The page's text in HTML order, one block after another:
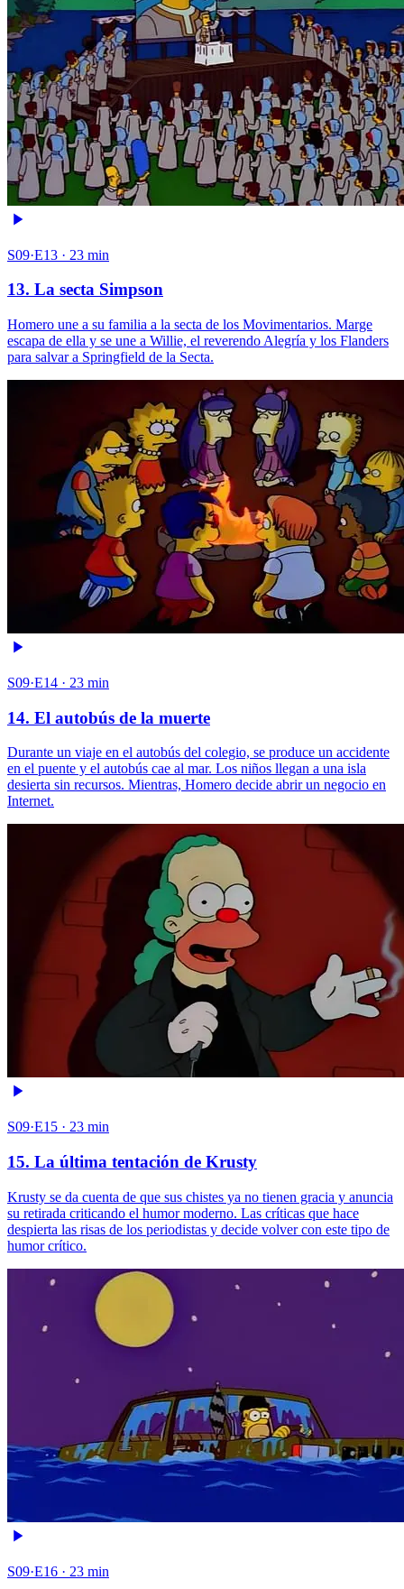
S09·E13 · 23 min
13. La secta Simpson
Homero une a su familia a la secta de los Movimentarios. Marge
escapa de ella y se une a Willie, el reverendo Alegría y los Flanders
para salvar a Springfield de la Secta.
S09·E14 · 23 min
14. El autobús de la muerte
Durante un viaje en el autobús del colegio, se produce un accidente
en el puente y el autobús cae al mar. Los niños llegan a una isla
desierta sin recursos. Mientras, Homero decide abrir un negocio en
Internet.
S09·E15 · 23 min
15. La última tentación de Krusty
Krusty se da cuenta de que sus chistes ya no tienen gracia y anuncia
su retirada criticando el humor moderno. Las críticas que hace
despierta las risas de los periodistas y decide volver con este tipo de
humor crítico.
S09·E16 · 23 min